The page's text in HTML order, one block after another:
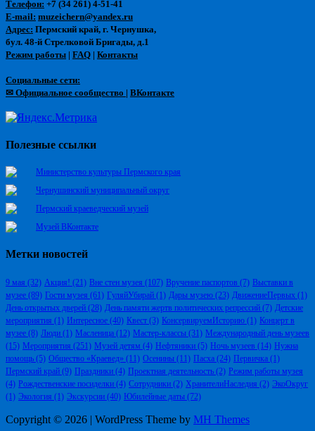
Телефон: +7 (34 261) 4-51-41
E-mail: muzeichern@yandex.ru
Адрес: Пермский край, г. Чернушка,
бул. 48-й Стрелковой Бригады, д.1
Режим работы | FAQ | Контакты
Социальные сети:
✉ Официальное сообщество | ВКонтакте
Полезные ссылки
Министерство культуры Пермского края
Чернушинский муниципальный округ
Пермский краеведческий музей
Музей ВКонтакте
Метки новостей
9 мая (32) Акция! (21) Вне стен музея (107) Вручение паспортов (7) Выставки в
музее (89) Гости музея (61) ГуляйУбирай (1) Дары музею (23) ДвижениеПервых (1)
День открытых дверей (28) День памяти жертв политических репрессий (7) Детские
мероприятия (1) Интересное (40) Квест (3) КонсервируемИсторию (1) Концерт в
музее (8) Люди (1) Масленица (12) Мастер-классы (31) Международный день музеев
(15) Мероприятия (251) Музей детям (4) Нефтяники (5) Ночь музеев (14) Нужна
помощь (5) Общество «Краевед» (11) Осенины (11) Пасха (24) Первичка (1)
Пермский край (9) Праздники (4) Проектная деятельность (2) Режим работы музея
(4) Рождественские посиделки (4) Сотрудники (2) ХранителиНаследия (2) ЭкоОкруг
(1) Экология (1) Экскурсии (40) Юбилейные даты (72)
Copyright © 2026 | WordPress Theme by MH Themes